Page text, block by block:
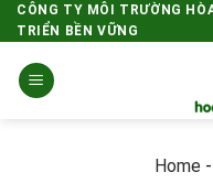
Skip
to
content
CÔNG TY MÔI TRƯỜNG
TRIỂN BỀN VỮNG
Home-